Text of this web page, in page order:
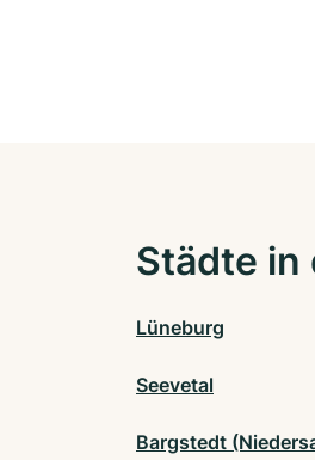
Städte in
Lüneburg
Seevetal
Bargstedt